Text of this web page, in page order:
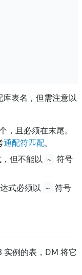
表名，但需注意以
，且必须在末尾。
通配符匹配。
但不能以 ~
符号
式必须以 ~
符号
例的表，DM 将它